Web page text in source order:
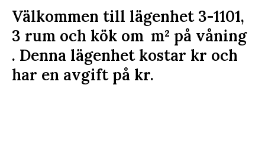
Välkommen till lägenhet 3-1101,
3 rum och kök om m² på våning
. Denna lägenhet kostar kr och
har en avgift på kr.